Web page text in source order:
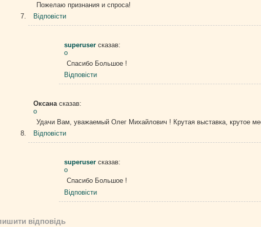
Пожелаю признания и спроса!
Відповіcти
superuser сказав:
о
Спасибо Большое !
Відповіcти
Оксана сказав:
о
Удачи Вам, уважаемый Олег Михайлович ! Крутая выставка, крутое
Відповіcти
superuser сказав:
о
Спасибо Большое !
Відповіcти
відповідь